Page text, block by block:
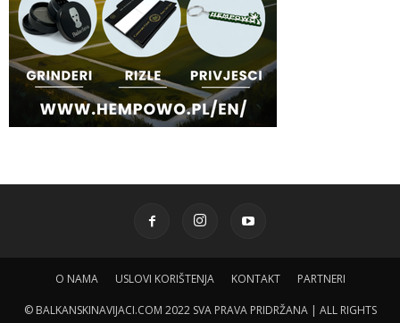
O NAMA USLOVI KORIŠTENJA KONTAKT PARTNERI
© BALKANSKINAVIJACI.COM 2022 SVA PRAVA PRIDRŽANA | ALL RIGHTS